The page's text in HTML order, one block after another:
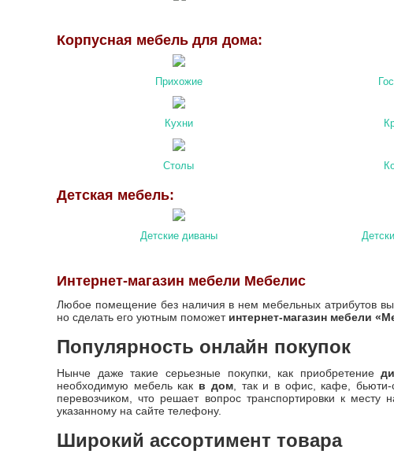
Корпусная мебель для дома:
Прихожие
Кухни
Столы
Детская мебель:
Детские диваны
Интернет-магазин мебели Мебелис
Любое помещение без наличия в нем мебельных атрибутов
но сделать его уютным поможет интернет-магазин мебели
Популярность онлайн покупок
Нынче даже такие серьезные покупки, как приобретение
необходимую мебель как в дом, так и в офис, кафе, бьюти-
перевозчиком, что решает вопрос транспортировки к месту
указанному на сайте телефону.
Широкий ассортимент товара